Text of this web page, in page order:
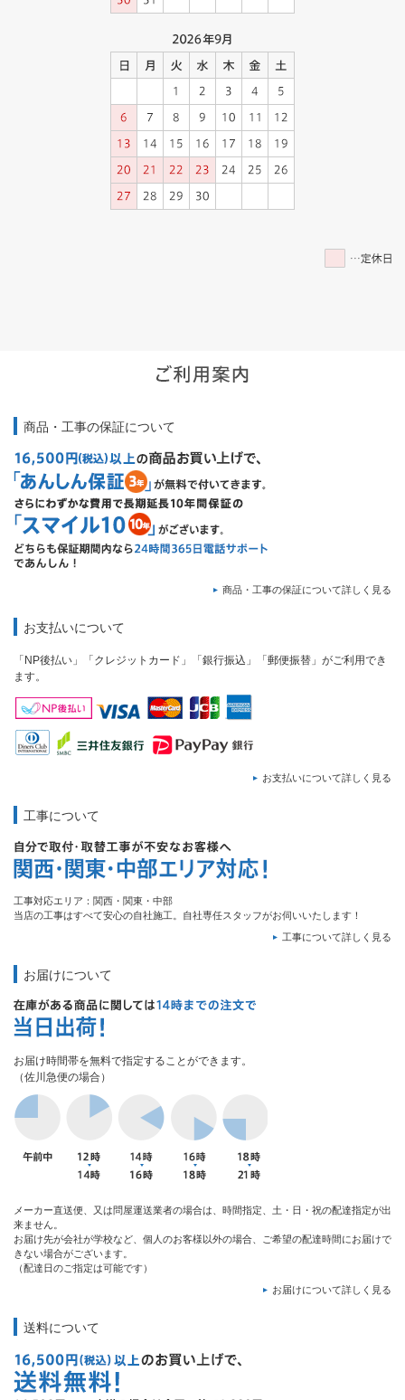
商品・工事の保証について
商品・工事の保証について詳しく見る
お支払いについて
「NP後払い」「クレジットカード」「銀行振込」「郵便振替」がご利用でき
ます。
お支払いについて詳しく見る
工事について
工事対応エリア：関西・関東・中部
当店の工事はすべて安心の自社施工。自社専任スタッフがお伺いいたします！
工事について詳しく見る
お届けについて
お届け時間帯を無料で指定することができます。
（佐川急便の場合）
メーカー直送便、又は問屋運送業者の場合は、時間指定、土・日・祝の配達指定が出
来ません。
お届け先が会社が学校など、個人のお客様以外の場合、ご希望の配達時間にお届けで
きない場合がございます。
（配達日のご指定は可能です）
お届けについて詳しく見る
送料について